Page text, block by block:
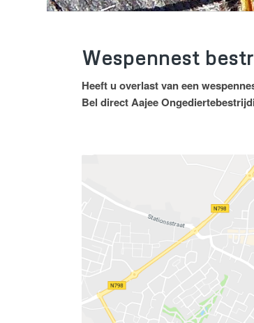
Wespennest
Heeft u overlast van een
Bel direct Aajee